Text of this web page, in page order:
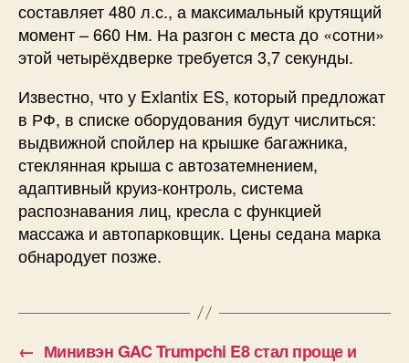
составляет 480 л.с., а максимальный крутящий
момент – 660 Нм. На разгон с места до «сотни»
этой четырёхдверке требуется 3,7 секунды.
Известно, что у Exlantix ES, который предложат
в РФ, в списке оборудования будут числиться:
выдвижной спойлер на крышке багажника,
стеклянная крыша с автозатемнением,
адаптивный круиз-контроль, система
распознавания лиц, кресла с функцией
массажа и автопарковщик. Цены седана марка
обнародует позже.
← Минивэн GAC Trumpchi E8 стал проще и